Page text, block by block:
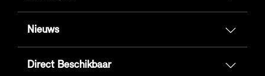
Nieuws
Direct Beschikbaar